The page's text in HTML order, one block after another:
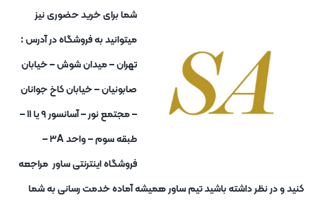
شما برای خرید حضوری نیز
میتوانید به فروشگاه در آدرس :
تهران – میدان شوش – خیابان
صابونیان – خیابان کاخ جوانان
– مجتمع نور – آسانسور ۹ یا ۱۱ –
طبقه سوم – واحد ۳A –
فروشگاه اینترنتی ساور مراجعه
کنید و در نظر داشته باشید تیم ساور همیشه آماده خدمت رسانی به شما